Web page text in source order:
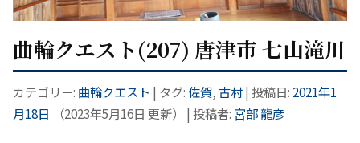
曲輪クエスト(207) 唐津市 七山滝川
カテゴリー: 曲輪クエスト | タグ:佐賀,古村| 投稿日: 2021年1
月18日
（2023年5月16日 更新） | 投稿者: 宮部 龍彦